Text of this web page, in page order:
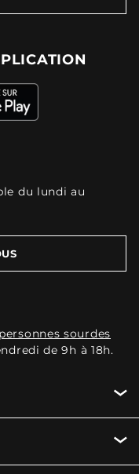
du lundi au
sourdes
de 9h à 18h.